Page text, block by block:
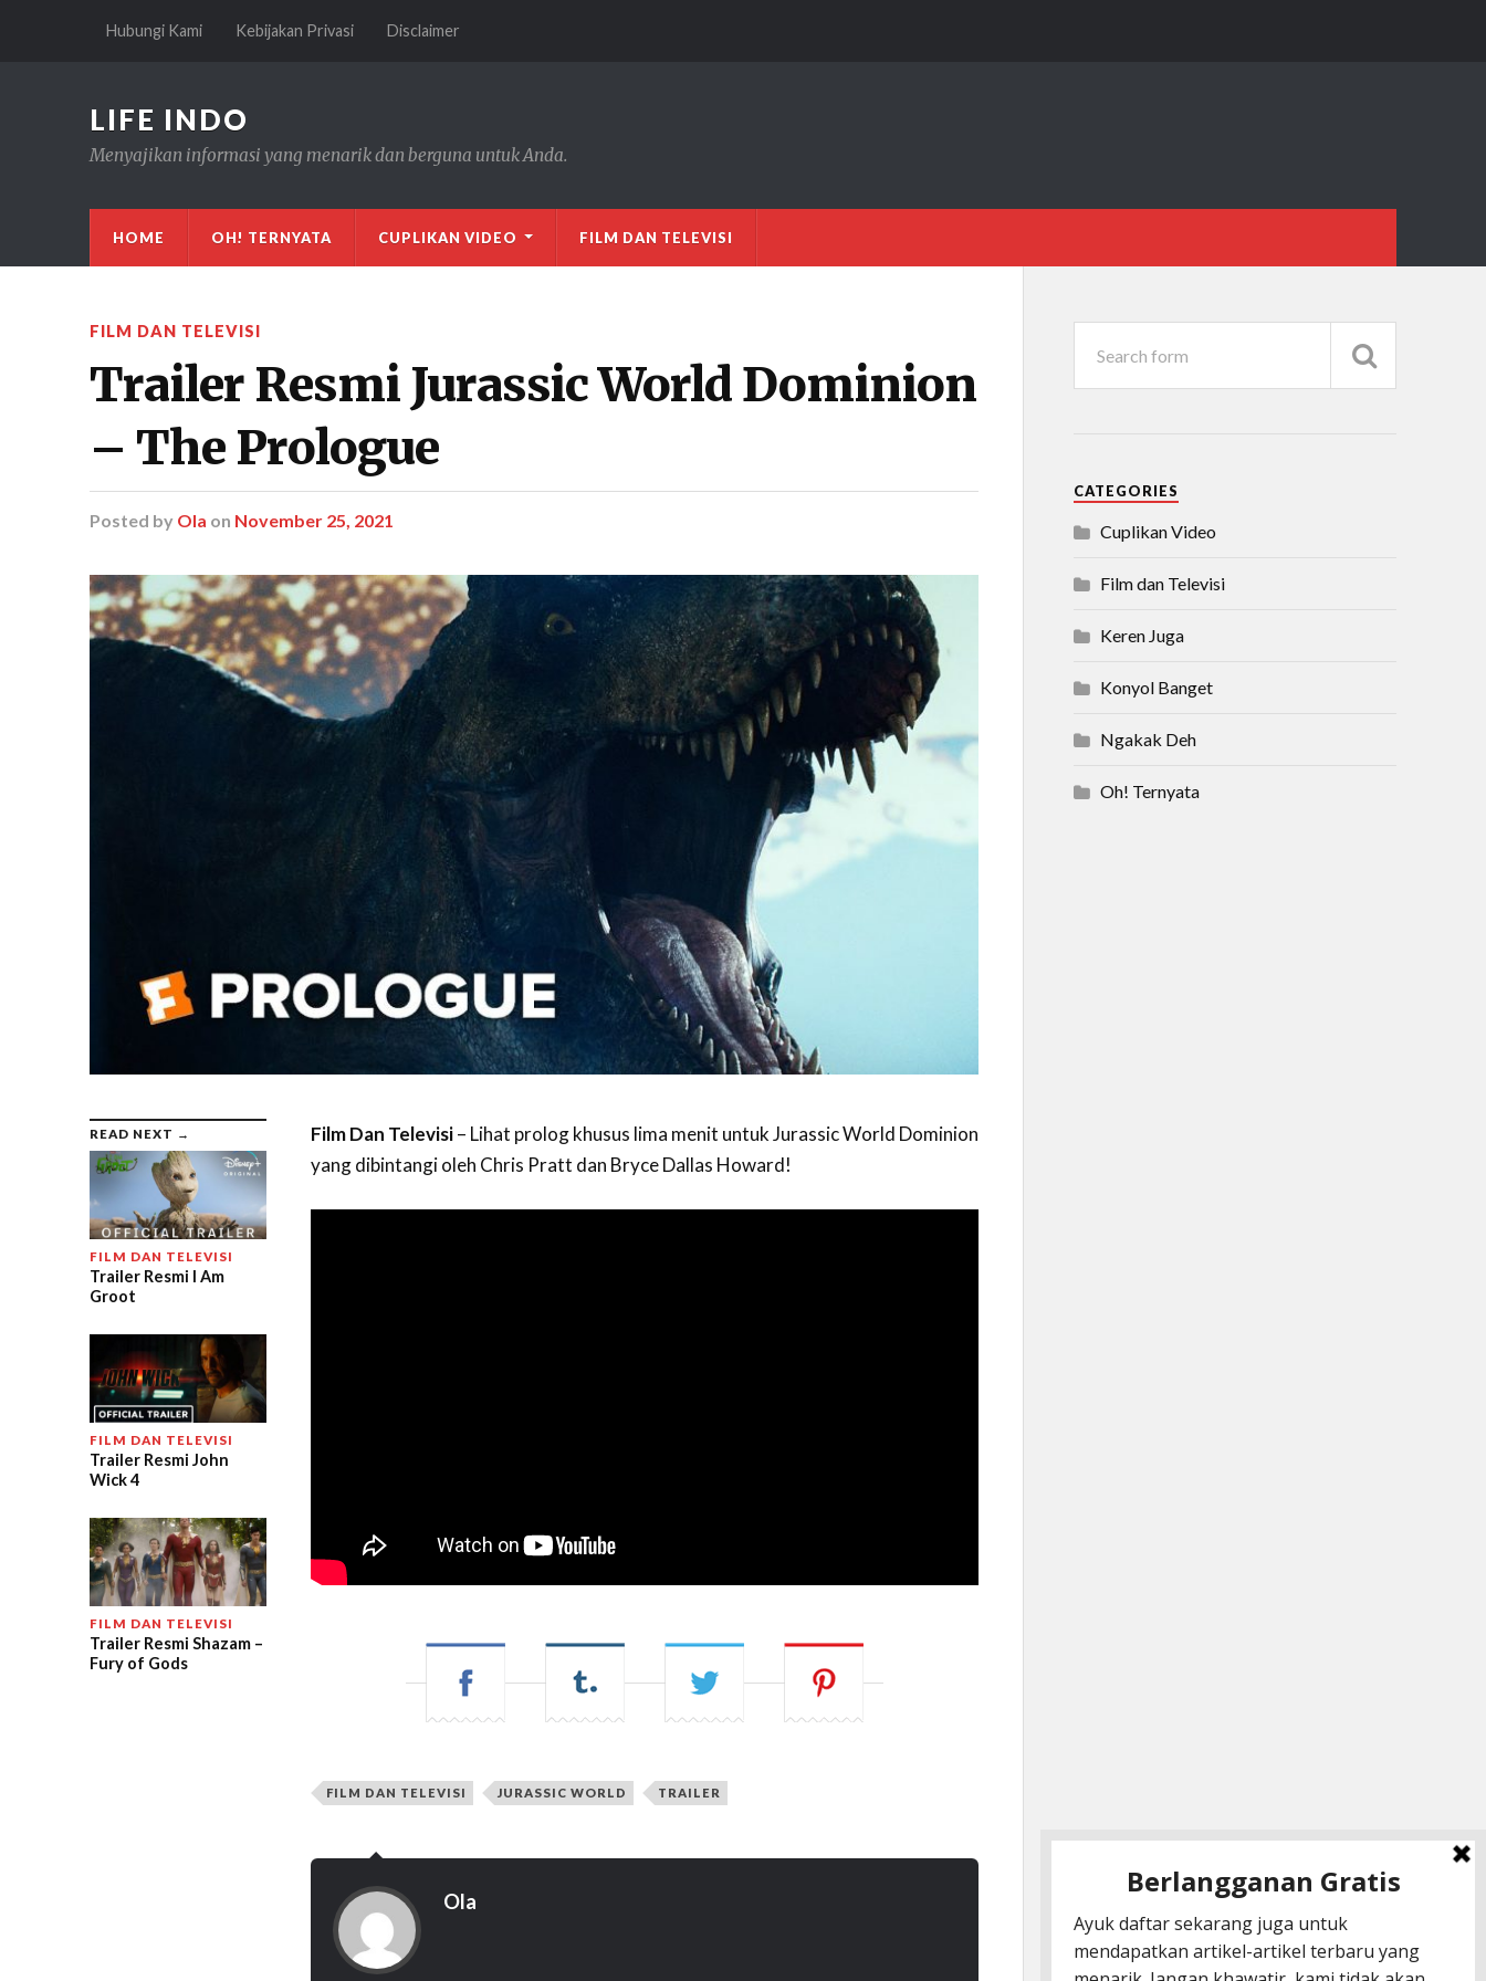
Hubungi Kami Kebijakan Privasi Disclaimer
LIFE INDO
Menyajikan informasi yang menarik dan berguna untuk Anda.
HOME OH! TERNYATA CUPLIKAN VIDEO FILM DAN TELEVISI
FILM DAN TELEVISI
Trailer Resmi Jurassic World Dominion
– The Prologue
Posted by Ola on November 25, 2021
READ NEXT →
FILM DAN TELEVISI
Trailer Resmi I Am
Groot
FILM DAN TELEVISI
Trailer Resmi John
Wick 4
FILM DAN TELEVISI
Trailer Resmi Shazam –
Fury of Gods
Film Dan Televisi– Lihat prolog khusus lima menit untuk Jurassic World Dominion
yang dibintangi oleh Chris Pratt dan Bryce Dallas Howard!
FILM DAN TELEVISI JURASSIC WORLD TRAILER
Ola
CATEGORIES
Cuplikan Video
Film dan Televisi
Keren Juga
Konyol Banget
Ngakak Deh
Oh! Ternyata